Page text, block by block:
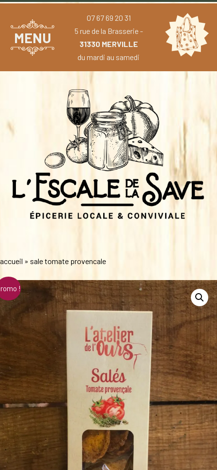
MENU
07 67 69 20 31
5 rue de la Brasserie -
31330 MERVILLE
du mardi au samedi
accueil » sale tomate provencale
!